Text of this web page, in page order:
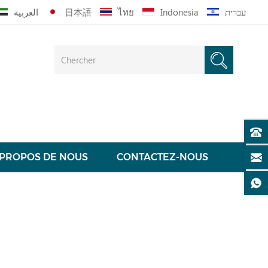
العربية 日本語 ไทย Indonesia עברית
DE NOUS CONTACTEZ-NOUS